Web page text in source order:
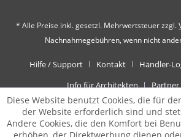
* Alle Preise inkl. gesetzl. Mehrwertsteuer zzgl.
Nachnahmegebühren, wenn nicht
Hilfe / Support Kontakt Händler-
Info für Architekten
Partner
Diese Website benutzt Cookies, die für
der Website erforderlich sind und
Andere Cookies, die den Komfort bei